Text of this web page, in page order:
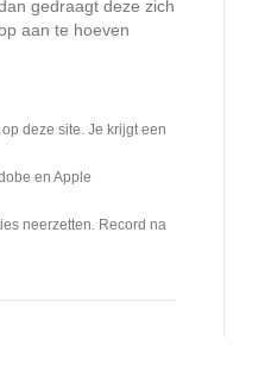
gedraagt deze zich
aan te hoeven
deze site. Je krijgt een
en Apple
neerzetten. Record na